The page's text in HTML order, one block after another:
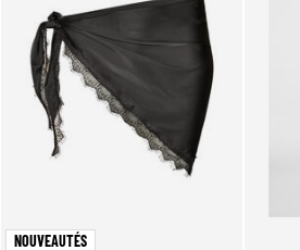
NOUVEAUTÉS